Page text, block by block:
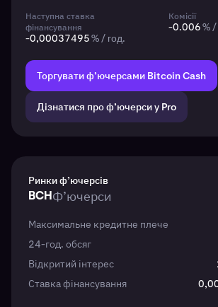
Наступна ставка
фінансування
-0,00037495% / год.
Комісії
-0.006% /
Торгувати ф’ючерсами Bitcoin Cash
Дізнатися про ф’ючерси у Pro
Ринки ф’ючерсів
BCH Ф’ючерси
Максимальне кредитне плече
24-год. обсяг
Відкритий інтерес
Ставка фінансування